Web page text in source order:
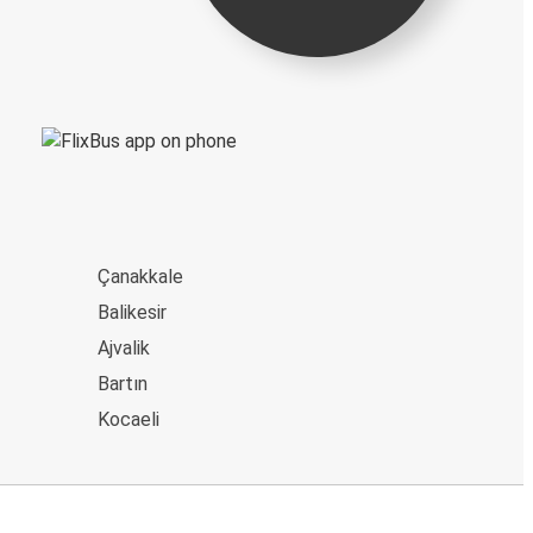
Çanakkale
Balikesir
Ajvalik
Bartın
Kocaeli